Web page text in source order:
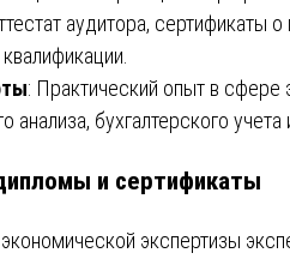
аудитора, сертификаты
: Практический опыт в сфере
анализа, бухгалтерского учета
и сертификаты
экспертизы